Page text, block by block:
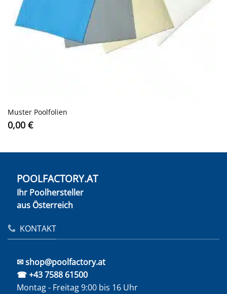
Muster Poolfolien
0,00 €
POOLFACTORY.AT
Ihr Poolhersteller
aus Österreich
KONTAKT
✉ shop@poolfactory.at
☎ +43 7588 61500
Montag - Freitag 9:00 bis 16 Uhr